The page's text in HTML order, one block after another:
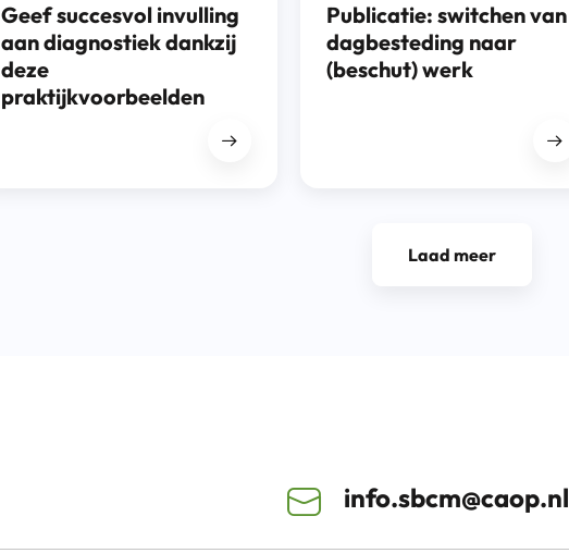
Geef succesvol invulling
aan diagnostiek dankzij
deze
praktijkvoorbeelden
Publicatie: switchen van
dagbesteding naar
(beschut) werk
Laad meer
info.sbcm@caop.nl